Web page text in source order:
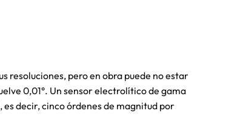
resoluciones, pero en obra puede no estar
0,01°. Un sensor electrolítico de gama
decir, cinco órdenes de magnitud por